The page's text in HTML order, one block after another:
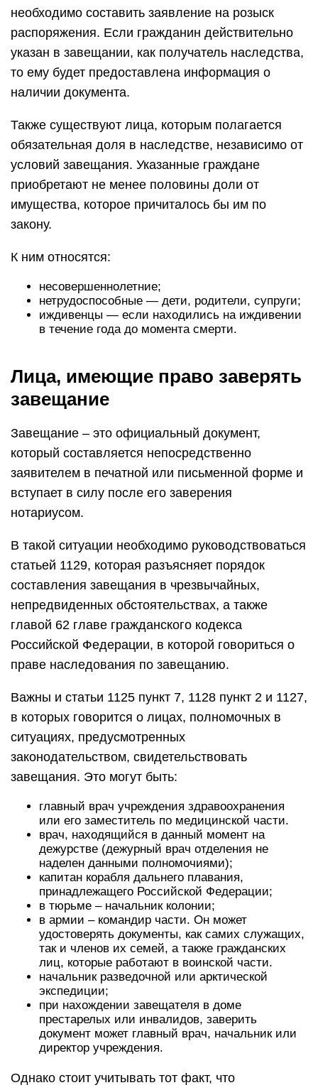
необходимо составить заявление на розыск
распоряжения. Если гражданин действительно
указан в завещании, как получатель наследства,
то ему будет предоставлена информация о
наличии документа.
Также существуют лица, которым полагается
обязательная доля в наследстве, независимо от
условий завещания. Указанные граждане
приобретают не менее половины доли от
имущества, которое причиталось бы им по
закону.
К ним относятся:
несовершеннолетние;
нетрудоспособные — дети, родители, супруги;
иждивенцы — если находились на иждивении
в течение года до момента смерти.
Лица, имеющие право заверять
завещание
Завещание – это официальный документ,
который составляется непосредственно
заявителем в печатной или письменной форме и
вступает в силу после его заверения
нотариусом.
В такой ситуации необходимо руководствоваться
статьей 1129, которая разъясняет порядок
составления завещания в чрезвычайных,
непредвиденных обстоятельствах, а также
главой 62 главе гражданского кодекса
Российской Федерации, в которой говориться о
праве наследования по завещанию.
Важны и статьи 1125 пункт 7, 1128 пункт 2 и 1127,
в которых говорится о лицах, полномочных в
ситуациях, предусмотренных
законодательством, свидетельствовать
завещания. Это могут быть:
главный врач учреждения здравоохранения
или его заместитель по медицинской части.
врач, находящийся в данный момент на
дежурстве (дежурный врач отделения не
наделен данными полномочиями);
капитан корабля дальнего плавания,
принадлежащего Российской Федерации;
в тюрьме – начальник колонии;
в армии – командир части. Он может
удостоверять документы, как самих служащих,
так и членов их семей, а также гражданских
лиц, которые работают в воинской части.
начальник разведочной или арктической
экспедиции;
при нахождении завещателя в доме
престарелых или инвалидов, заверить
документ может главный врач, начальник или
директор учреждения.
Однако стоит учитывать тот факт, что